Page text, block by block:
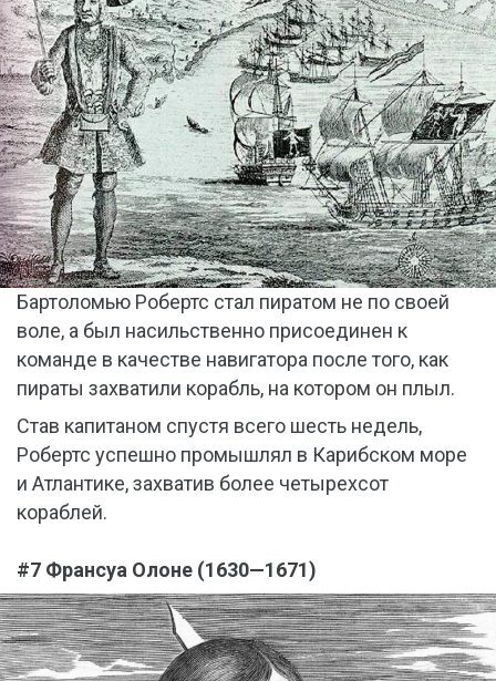
Бартоломью Робертс стал пиратом не по своей
воле, а был насильственно присоединен к
команде в качестве навигатора после того, как
пираты захватили корабль, на котором он плыл.
Став капитаном спустя всего шесть недель,
Робертс успешно промышлял в Карибском море
и Атлантике, захватив более четырехсот
кораблей.
#7 Франсуа Олоне (1630—1671)